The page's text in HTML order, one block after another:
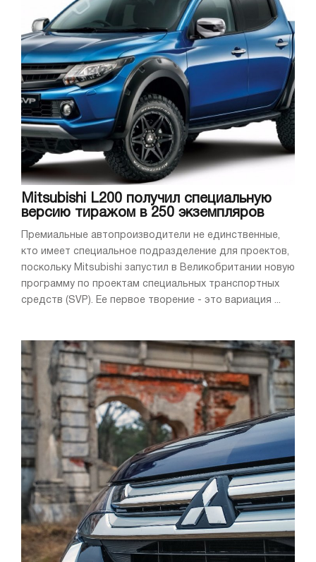
Mitsubishi L200 получил специальную
версию тиражом в 250 экземпляров
Премиальные автопроизводители не единственные,
кто имеет специальное подразделение для проектов,
поскольку Mitsubishi запустил в Великобритании новую
программу по проектам специальных транспортных
средств (SVP). Ее первое творение - это вариация ...